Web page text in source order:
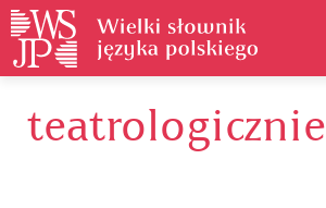
Historia słownika
teatrologicznie